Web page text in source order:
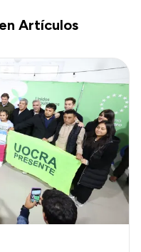
Artículos